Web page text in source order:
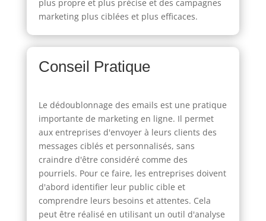
plus propre et plus précise et des campagnes
marketing plus ciblées et plus efficaces.
Conseil Pratique
Le dédoublonnage des emails est une pratique
importante de marketing en ligne. Il permet
aux entreprises d'envoyer à leurs clients des
messages ciblés et personnalisés, sans
craindre d'être considéré comme des
pourriels. Pour ce faire, les entreprises doivent
d'abord identifier leur public cible et
comprendre leurs besoins et attentes. Cela
peut être réalisé en utilisant un outil d'analyse